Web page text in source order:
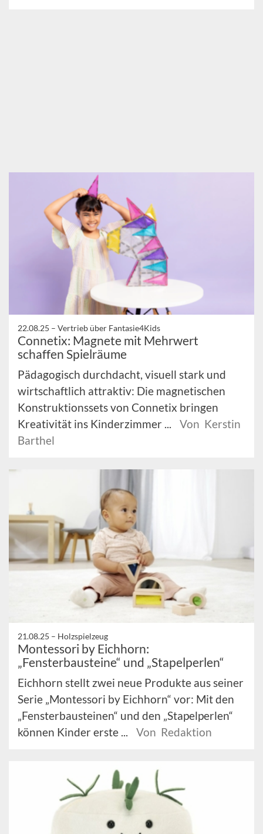
22.08.25 – Vertrieb über Fantasie4Kids
Connetix: Magnete mit Mehrwert
schaffen Spielräume
Pädagogisch durchdacht, visuell stark und
wirtschaftlich attraktiv: Die magnetischen
Konstruktionssets von Connetix bringen
Kreativität ins Kinderzimmer ...
Von Kerstin
Barthel
21.08.25 – Holzspielzeug
Montessori by Eichhorn:
„Fensterbausteine“ und „Stapelperlen“
Eichhorn stellt zwei neue Produkte aus seiner
Serie „Montessori by Eichhorn“ vor: Mit den
„Fensterbausteinen“ und den „Stapelperlen“
können Kinder erste ...
Von Redaktion